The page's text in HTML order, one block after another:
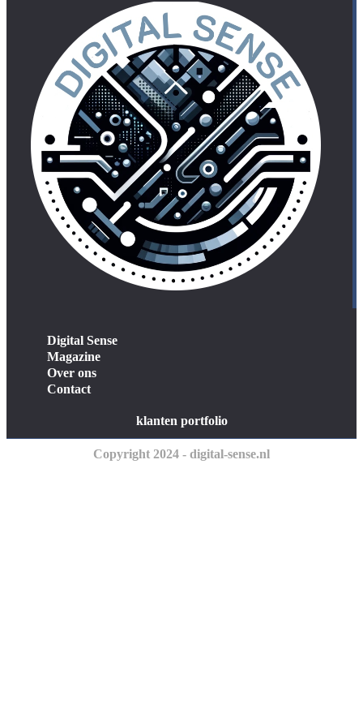
Digital Sense
Magazine
Over ons
Contact
klanten portfolio
Copyright 2024 - digital-sense.nl